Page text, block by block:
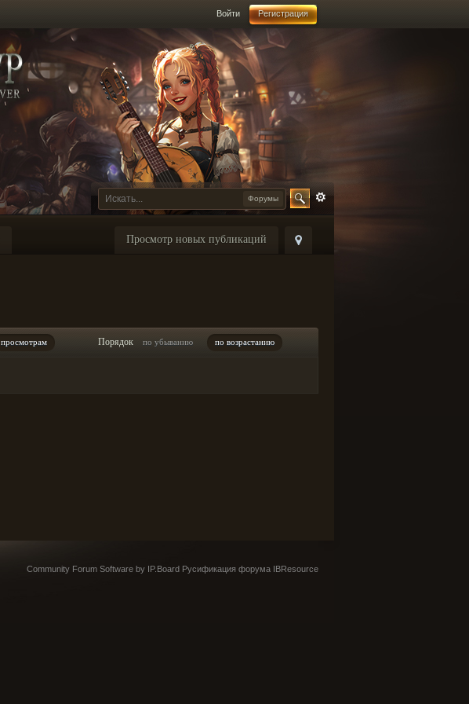
Войти Регистрация
Форумы
Просмотр новых публикаций
просмотрам Порядок по убыванию по возрастанию
Community Forum Software by IP.Board Русификация форума IBResource